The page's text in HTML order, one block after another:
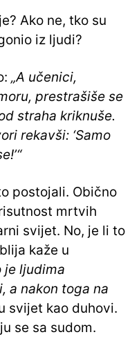
Ako ne, tko su
iz ljudi?
„A učenici,
prestrašiše se
straha kriknuše.
rekavši: ‘Samo
postojali. Obično
mrtvih
svijet. No, je li to
kaže u
je ljudima
a nakon toga na
svijet kao duhovi.
se sa sudom.